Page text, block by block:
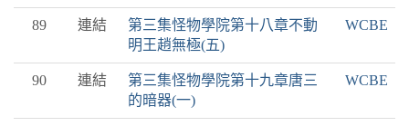
89 連結
第三集怪物學院第十八章不動
明王趙無極(五)
WCBE
90 連結
第三集怪物學院第十九章唐三
的暗器(一)
WCBE